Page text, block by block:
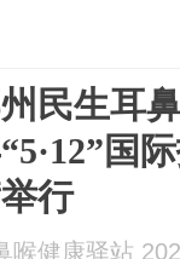
民生耳
国
行
喉健康驿站